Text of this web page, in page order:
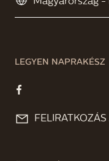
LEGYEN NAPRAKÉSZ